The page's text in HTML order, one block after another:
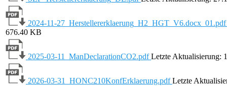
2024-11-
676.40 KB
2025-03-11_ManDeclarationCO2.pdfLetzte Aktualisierung:
2026-03-31_HONC210KonfErklaerung.pdfLetzte